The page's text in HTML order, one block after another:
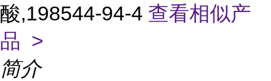
酸,198544-94-4 查看相似产
品 >
简介